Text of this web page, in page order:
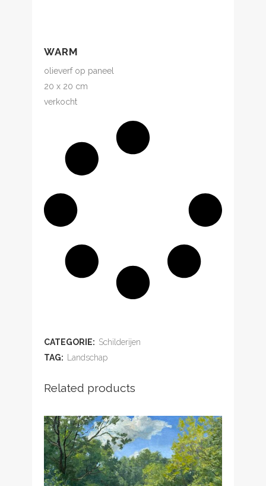
WARM
olieverf op paneel
20 x 20 cm
verkocht
CATEGORIE: Schilderijen
TAG:
Landschap
Related products